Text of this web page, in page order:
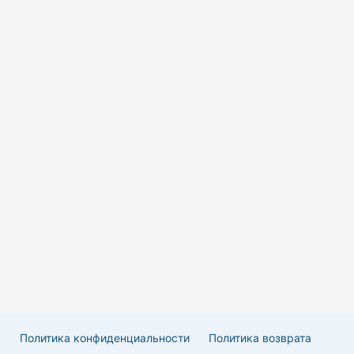
Политика конфиденциальности Политика возврата